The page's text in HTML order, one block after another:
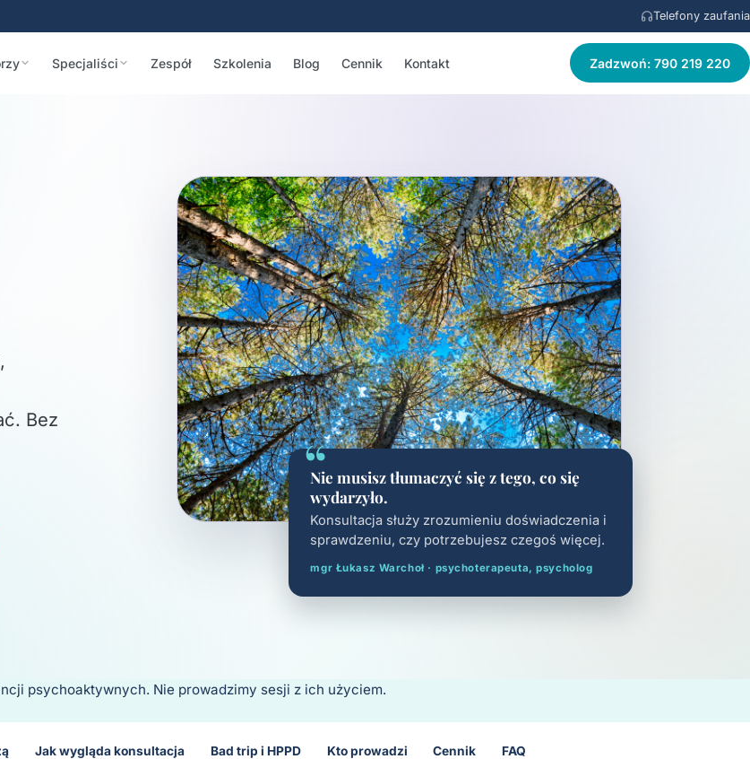
Telefony zaufania
Specjaliści Zespół Szkolenia Blog Cennik Kontakt Zadzwoń: 790 219 220
Bez
“
Nie musisz tłumaczyć się z tego, co się
wydarzyło.
Konsultacja służy zrozumieniu doświadczenia i
sprawdzeniu, czy potrzebujesz czegoś więcej.
mgr Łukasz Warchoł · psychoterapeuta, psycholog
psychoaktywnych. Nie prowadzimy sesji z ich użyciem.
Jak wygląda konsultacja Bad trip i HPPD Kto prowadzi Cennik FAQ